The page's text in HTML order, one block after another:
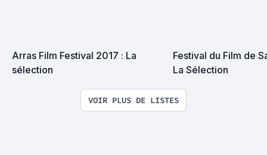
Arras Film Festival 2017 : La
sélection
Festival du Film de
La Sélection
VOIR PLUS DE LISTES